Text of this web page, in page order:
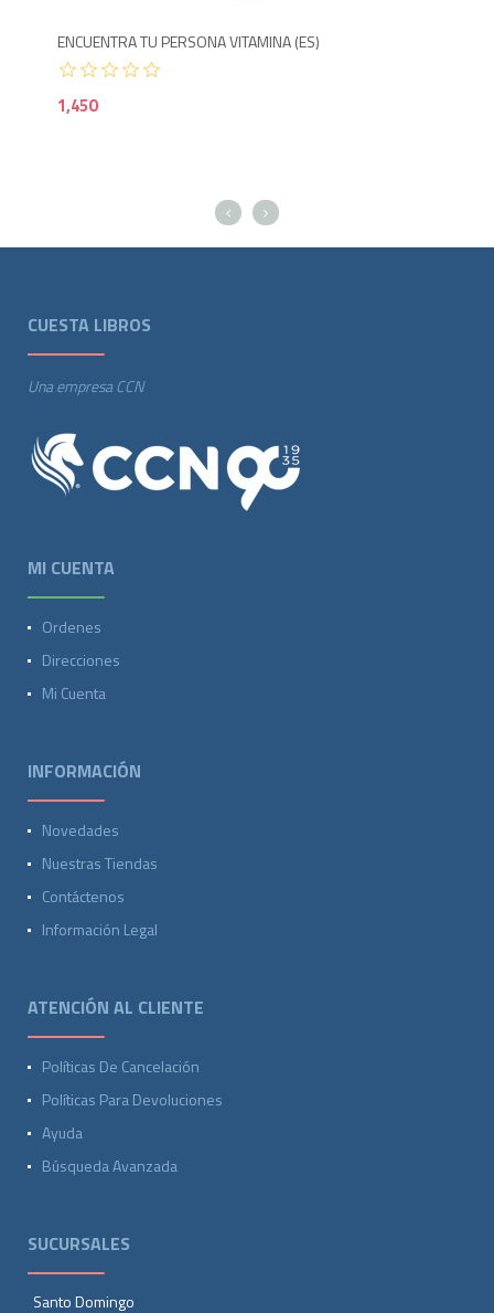
ENCUENTRA TU PERSONA VITAMINA (ES)
1,450
CUESTA LIBROS
Una empresa CCN
MI CUENTA
Ordenes
Direcciones
Mi Cuenta
INFORMACIÓN
Novedades
Nuestras Tiendas
Contáctenos
Información Legal
ATENCIÓN AL CLIENTE
Políticas De Cancelación
Políticas Para Devoluciones
Ayuda
Búsqueda Avanzada
SUCURSALES
Santo Domingo